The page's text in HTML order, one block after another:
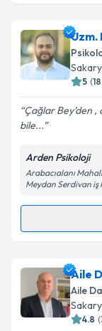
Klinik
takvimi
almanız
E-posta
Kişisel
Metni
Uzm.
5 (18
Çağlar Bey’den ,
bile...
Arden Psikoloji
Arabacıalanı
Meydan Serdivan iş
Uzm. Psk.
takvimi
almanız
Aile
Aile
4.8 (